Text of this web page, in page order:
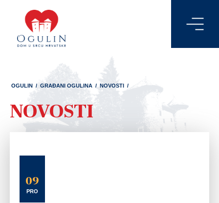
OGULIN / GRAĐANI OGULINA / NOVOSTI /
NOVOSTI
09
PRO